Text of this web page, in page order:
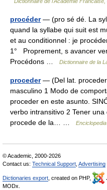
procéder— (pro sé dé. La
quand la syllabe qui suit est
et au conditionnel : je
1° Proprement, s avancer
Procédons …
Dictionnaire de la
proceder— (Del lat.
masculino 1 Modo de
proceder en este asunto.
verbo intransitivo 2 Tener
procede de la… …
© Academic, 2000-2026
Contact us: Technical Support Advertising
Dictionaries export , created on PHP,
MODx.